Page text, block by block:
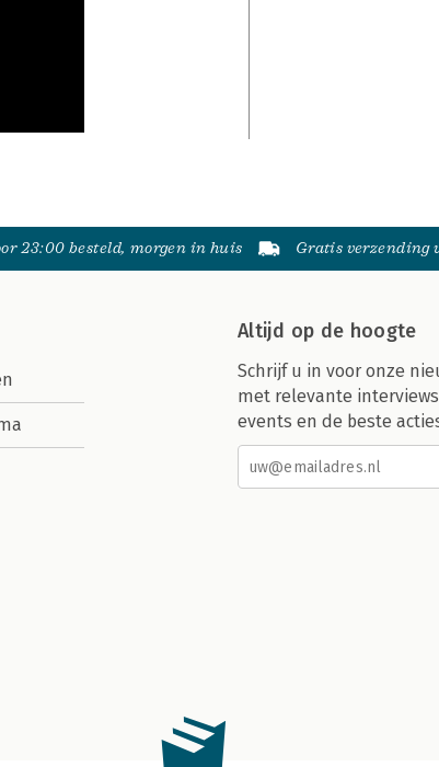
23:00 besteld, morgen in huis Gratis verzending
Altijd op de hoogte
Schrijf u in voor onze
met relevante
events en de beste